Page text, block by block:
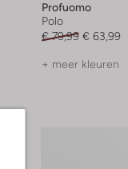
Profuomo
Polo
€ 79,99 € 63,99
+ meer kleuren